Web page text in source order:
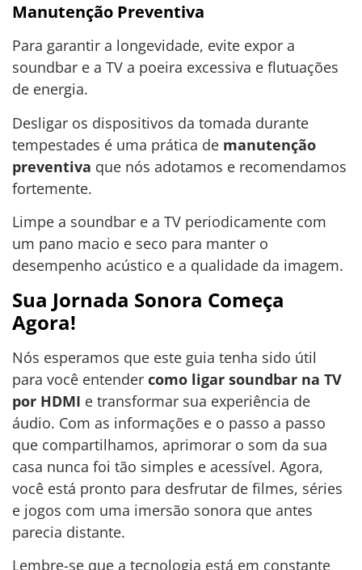
Manutenção Preventiva
Para garantir a longevidade, evite expor a
soundbar e a TV a poeira excessiva e flutuações
de energia.
Desligar os dispositivos da tomada durante
tempestades é uma prática de manutenção
preventiva que nós adotamos e recomendamos
fortemente.
Limpe a soundbar e a TV periodicamente com
um pano macio e seco para manter o
desempenho acústico e a qualidade da imagem.
Sua Jornada Sonora Começa
Agora!
Nós esperamos que este guia tenha sido útil
para você entender como ligar soundbar na TV
por HDMI e transformar sua experiência de
áudio. Com as informações e o passo a passo
que compartilhamos, aprimorar o som da sua
casa nunca foi tão simples e acessível. Agora,
você está pronto para desfrutar de filmes, séries
e jogos com uma imersão sonora que antes
parecia distante.
Lembre-se que a tecnologia está em constante